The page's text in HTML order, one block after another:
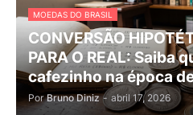
MOEDAS DO BRASIL
CONVERSÃO
PARA O REAL: Saiba
cafezinho na época
Por Bruno Diniz - abril 17, 2026